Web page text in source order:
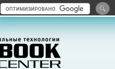
ВКонтактеGoogle+Яндекс: Каталог